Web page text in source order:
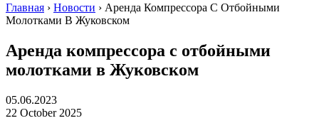
Главная › Новости › Аренда Компрессора С Отбойными
Молотками В Жуковском
Аренда компрессора с отбойными
молотками в Жуковском
05.06.2023
22 October 2025